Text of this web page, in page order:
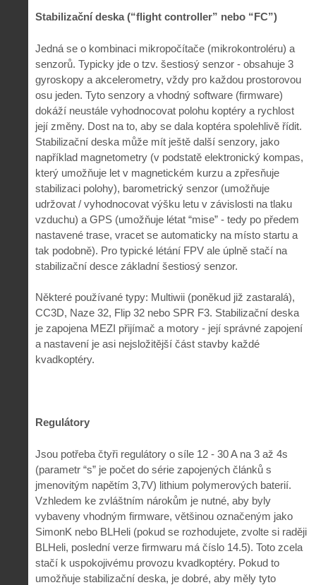
Stabilizační deska (“flight controller” nebo “FC”)
Jedná se o kombinaci mikropočítače (mikrokontroléru) a
senzorů. Typicky jde o tzv. šestiosý senzor - obsahuje 3
gyroskopy a akcelerometry, vždy pro každou prostorovou
osu jeden. Tyto senzory a vhodný software (firmware)
dokáží neustále vyhodnocovat polohu koptéry a rychlost
její změny. Dost na to, aby se dala koptéra spolehlivě řídit.
Stabilizační deska může mít ještě další senzory, jako
například magnetometry (v podstatě elektronický kompas,
který umožňuje let v magnetickém kurzu a zpřesňuje
stabilizaci polohy), barometrický senzor (umožňuje
udržovat / vyhodnocovat výšku letu v závislosti na tlaku
vzduchu) a GPS (umožňuje létat “mise” - tedy po předem
nastavené trase, vracet se automaticky na místo startu a
tak podobně). Pro typické létání FPV ale úplně stačí na
stabilizační desce základní šestiosý senzor.
Některé používané typy: Multiwii (poněkud již zastaralá),
CC3D, Naze 32, Flip 32 nebo SPR F3. Stabilizační deska
je zapojena MEZI přijímač a motory - její správné zapojení
a nastavení je asi nejsložitější část stavby každé
kvadkoptéry.
Regulátory
Jsou potřeba čtyři regulátory o síle 12 - 30 A na 3 až 4s
(parametr “s” je počet do série zapojených článků s
jmenovitým napětím 3,7V) lithium polymerových baterií.
Vzhledem ke zvláštním nárokům je nutné, aby byly
vybaveny vhodným firmware, většinou označeným jako
SimonK nebo BLHeli (pokud se rozhodujete, zvolte si raději
BLHeli, poslední verze firmwaru má číslo 14.5). Toto zcela
stačí k uspokojivému provozu kvadkoptéry. Pokud to
umožňuje stabilizační deska, je dobré, aby měly tyto